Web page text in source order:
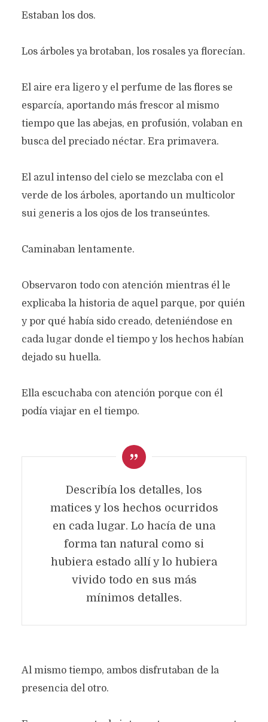
Estaban los dos.
Los árboles ya brotaban, los rosales ya florecían.
El aire era ligero y el perfume de las flores se
esparcía, aportando más frescor al mismo
tiempo que las abejas, en profusión, volaban en
busca del preciado néctar. Era primavera.
El azul intenso del cielo se mezclaba con el
verde de los árboles, aportando un multicolor
sui generis a los ojos de los transeúntes.
Caminaban lentamente.
Observaron todo con atención mientras él le
explicaba la historia de aquel parque, por quién
y por qué había sido creado, deteniéndose en
cada lugar donde el tiempo y los hechos habían
dejado su huella.
Ella escuchaba con atención porque con él
podía viajar en el tiempo.
Describía los detalles, los
matices y los hechos ocurridos
en cada lugar. Lo hacía de una
forma tan natural como si
hubiera estado allí y lo hubiera
vivido todo en sus más
mínimos detalles.
Al mismo tiempo, ambos disfrutaban de la
presencia del otro.